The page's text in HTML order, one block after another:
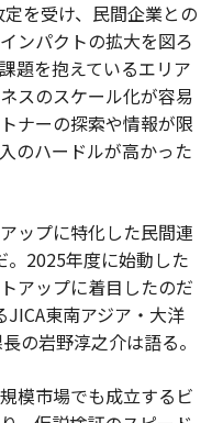
を受け、民間企業との
ンパクトの拡大を図ろ
題を抱えているエリア
スのスケール化が容易
ナーの探索や情報が限
のハードルが高かった
ップに特化した民間連
。2025年度に始動した
アップに着目したのだ
東南アジア・大洋
の岩野淳之介は語る。
模市場でも成立するビ